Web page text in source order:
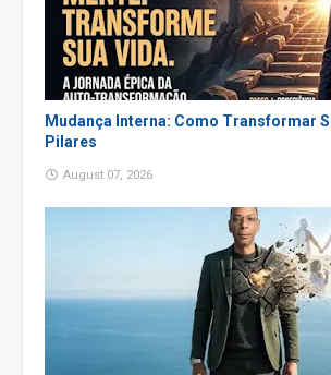
Mudança Interna: Como Transformar
Pilares
August 07, 2026